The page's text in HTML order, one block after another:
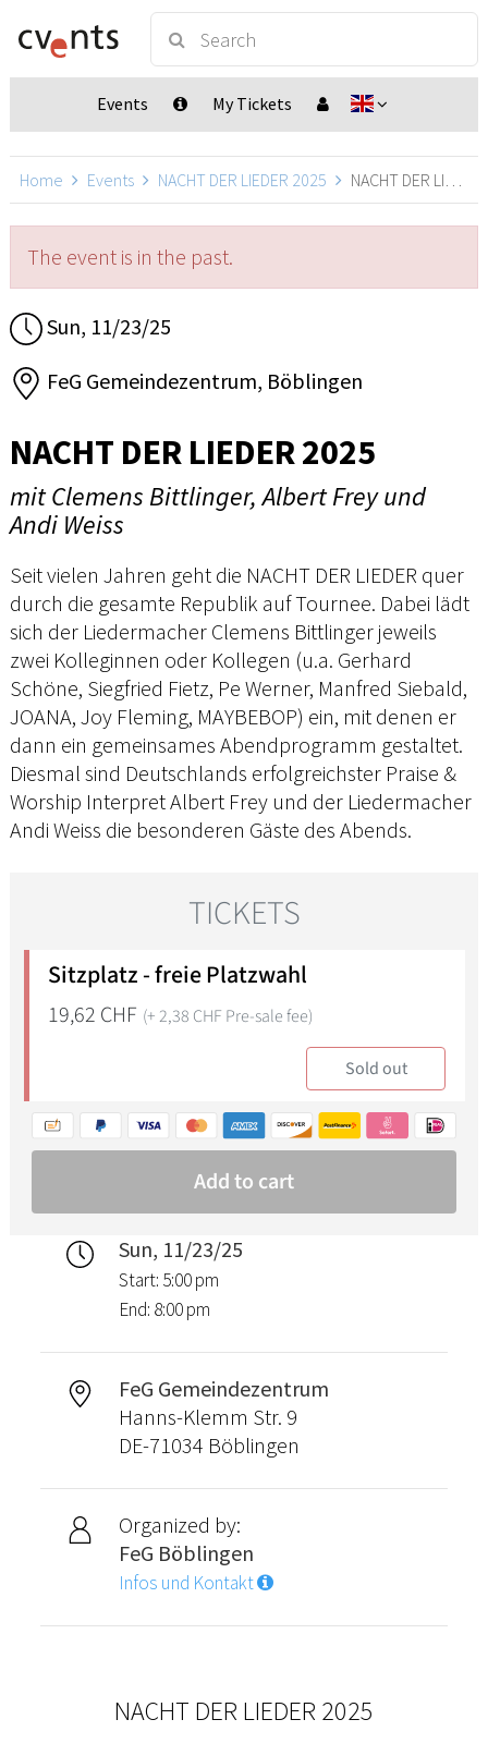
Events My Tickets
Home Events NACHT DER LIEDER 2025 NACHT DER LIEDER 2025, Böblingen
The event is in the past.
Sun, 11/23/25
FeG Gemeindezentrum, Böblingen
NACHT DER LIEDER 2025
mit Clemens Bittlinger, Albert Frey und
Andi Weiss
Seit vielen Jahren geht die NACHT DER LIEDER quer
durch die gesamte Republik auf Tournee. Dabei lädt
sich der Liedermacher Clemens Bittlinger jeweils
zwei Kolleginnen oder Kollegen (u.a. Gerhard
Schöne, Siegfried Fietz, Pe Werner, Manfred Siebald,
JOANA, Joy Fleming, MAYBEBOP) ein, mit denen er
dann ein gemeinsames Abendprogramm gestaltet.
Diesmal sind Deutschlands erfolgreichster Praise &
Worship Interpret Albert Frey und der Liedermacher
Andi Weiss die besonderen Gäste des Abends.
Sun, 11/23/25
Start: 5:00 pm
End: 8:00 pm
FeG Gemeindezentrum
Hanns-Klemm Str. 9
DE-71034 Böblingen
Organized by:
FeG Böblingen
Infos und Kontakt
NACHT DER LIEDER 2025